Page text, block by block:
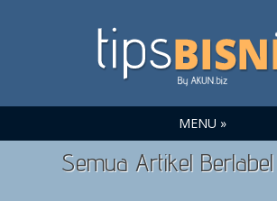
MENU »
Semua Artikel